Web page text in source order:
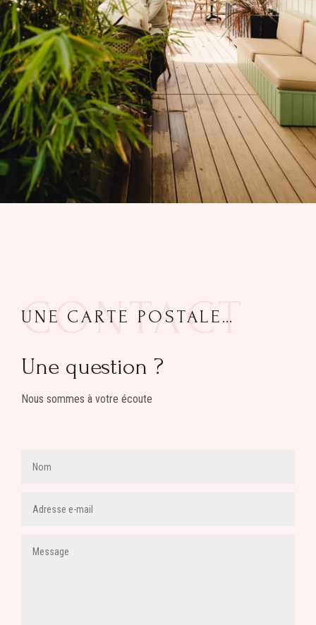
CONTACT
UNE CARTE POSTALE…
Une question ?
Nous sommes à votre écoute